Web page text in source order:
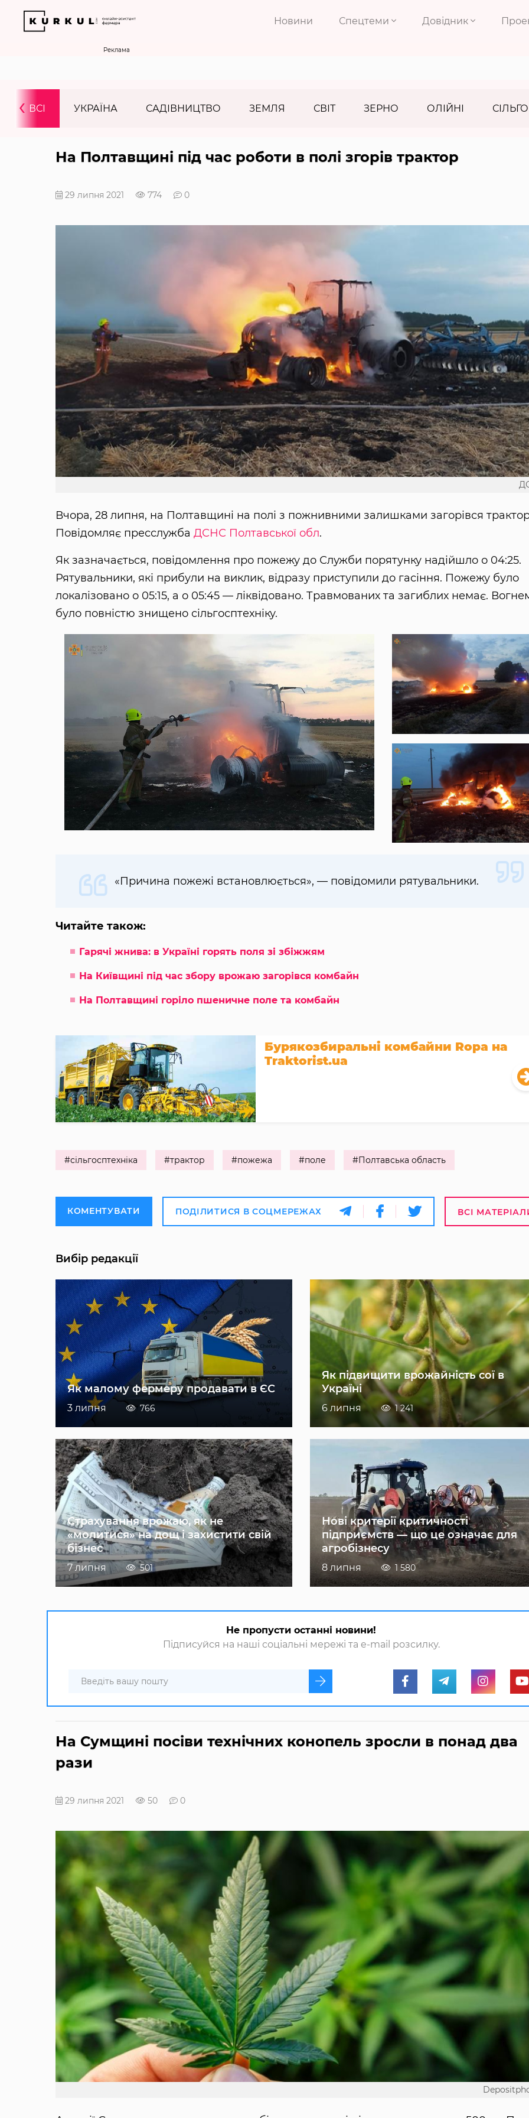
Новини Спецтеми Довідник
Реклама
ВСІ УКРАЇНА САДІВНИЦТВО ЗЕМЛЯ СВІТ ЗЕРНО ОЛІЙНІ
‹
На Полтавщині під час роботи в полі згорів трактор
29 липня 2021 774 0
Вчора, 28 липня, на Полтавщині на полі з пожнивними залишками загорівся
Повідомляє пресслужба ДСНС Полтавської обл.
Як зазначається, повідомлення про пожежу до Служби порятунку надійшло о 04:25.
Рятувальники, які прибули на виклик, відразу приступили до гасіння. Пожежу було
локалізовано о 05:15, а о 05:45 — ліквідовано. Травмованих та загиблих немає.
було повністю знищено сільгосптехніку.
«Причина пожежі встановлюється», — повідомили рятувальники.
Читайте також:
Гарячі жнива: в Україні горять поля зі збіжжям
На Київщині під час збору врожаю загорівся комбайн
На Полтавщині горіло пшеничне поле та комбайн
Бурякозбиральні комбайни Ropa на
Traktorist.ua
#сільгосптехніка #трактор #пожежа #поле #Полтавська область
КОМЕНТУВАТИ ПОДІЛИТИСЯ В СОЦМЕРЕЖАХ ВСІ
Вибір редакції
Як малому фермеру продавати в ЄС
3 липня 766
Як підвищити врожайність сої в
Україні
6 липня 1 241
Страхування врожаю, як не
«молитися» на дощ і захистити свій
бізнес
7 липня 501
Нові критерії критичності
підприємств — що це означає для
агробізнесу
8 липня 1 580
Не пропусти останні новини!
Підписуйся на наші соціальні мережі та e-mail розсилку.
На Сумщині посіви технічних конопель зросли в понад два
рази
29 липня 2021 50 0